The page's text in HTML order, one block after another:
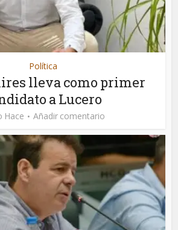
Política
lleva como primer
a Lucero
Hace Añadir comentario